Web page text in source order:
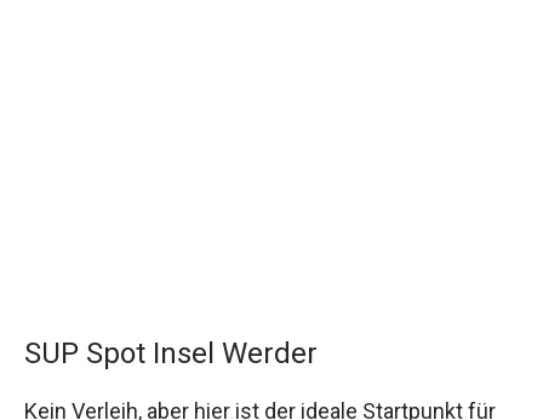
SUP Spot Insel Werder
Kein Verleih, aber hier ist der ideale Startpunkt für